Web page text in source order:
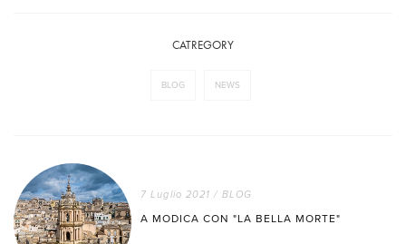
CATREGORY
BLOG NEWS
7 Luglio 2021 / BLOG
A MODICA CON "LA BELLA MORTE"